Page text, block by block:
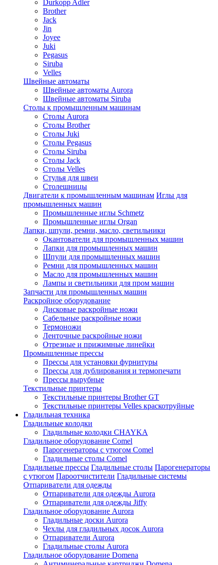
Durkopp Adler
Brother
Jack
Jin
Joyee
Juki
Pegasus
Siruba
Velles
Швейные автоматы
Швейные автоматы Aurora
Швейные автоматы Siruba
Столы к промышленным машинам
Столы Aurora
Столы Brother
Столы Juki
Столы Pegasus
Столы Siruba
Столы Jack
Столы Velles
Стулья для швеи
Столешницы
Двигатели к промышленным машинам Иглы для
промышленных машин
Промышленные иглы Schmetz
Промышленные иглы Organ
Лапки, шпули, ремни, масло, светильники
Окантователи для промышленных машин
Лапки для промышленных машин
Шпули для промышленных машин
Ремни для промышленных машин
Масло для промышленных машин
Лампы и светильники для пром машин
Запчасти для промышленных машин
Раскройное оборудование
Дисковые раскройные ножи
Сабельные раскройные ножи
Термоножи
Ленточные раскройные ножи
Отрезные и прижимные линейки
Промышленные прессы
Прессы для установки фурнитуры
Прессы для дублирования и термопечати
Прессы вырубные
Текстильные принтеры
Текстильные принтеры Brother GT
Текстильные принтеры Velles краскотруйные
Гладильная техника
Гладильные колодки
Гладильные колодки CHAYKA
Гладильное оборудование Comel
Парогенераторы с утюгом Comel
Гладильные столы Comel
Гладильные прессы Гладильные столы Парогенераторы
с утюгом Пароотчистители Гладильные системы
Отпариватели для одежды
Отпариватели для одежды Aurora
Отпариватели для одежды Jiffy
Гладильное оборудование Aurora
Гладильные доски Aurora
Чехлы для гладильных досок Aurora
Отпариватели Aurora
Гладильные столы Aurora
Гладильное оборудование Domena